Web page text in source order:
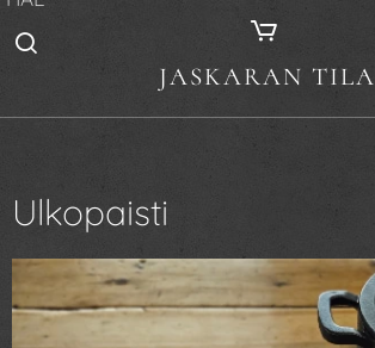
JASKARAN TILA
Ulkopaisti